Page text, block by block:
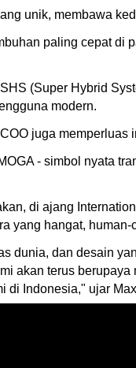
unik, membawa
paling cepat
(Super Hybrid
modern.
juga memperluas
- simbol nyata
di ajang
yang hangat,
dunia, dan desain
akan terus
di Indonesia," ujar